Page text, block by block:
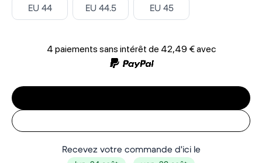
Select
EU 44 Select
EU 44.5 Select
EU 45
4 paiements sans intérêt de 42,49 €avec
Recevez votre commande d'ici le